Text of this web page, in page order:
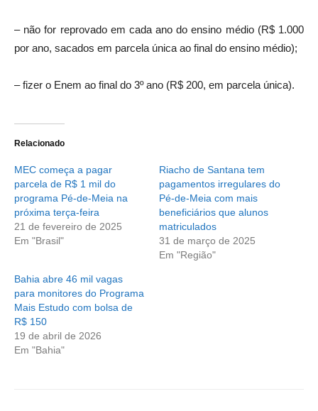
– não for reprovado em cada ano do ensino médio (R$ 1.000
por ano, sacados em parcela única ao final do ensino médio);
– fizer o Enem ao final do 3º ano (R$ 200, em parcela única).
Relacionado
MEC começa a pagar
parcela de R$ 1 mil do
programa Pé-de-Meia na
próxima terça-feira
21 de fevereiro de 2025
Em "Brasil"
Riacho de Santana tem
pagamentos irregulares do
Pé-de-Meia com mais
beneficiários que alunos
matriculados
31 de março de 2025
Em "Região"
Bahia abre 46 mil vagas
para monitores do Programa
Mais Estudo com bolsa de
R$ 150
19 de abril de 2026
Em "Bahia"